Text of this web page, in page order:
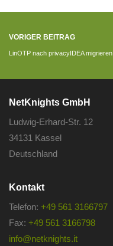
VORIGER BEITRAG
LinOTP nach privacyIDEA migrieren
NetKnights GmbH
Ludwig-Erhard-Str. 12
34131 Kassel
Deutschland
Kontakt
Telefon: +49 561 3166797
Fax: +49 561 3166798
info@netknights.it